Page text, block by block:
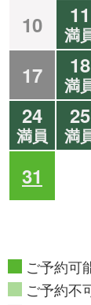
10
11
満
17 18
満
24
満員
25
満
31
ご予約可
ご予約不